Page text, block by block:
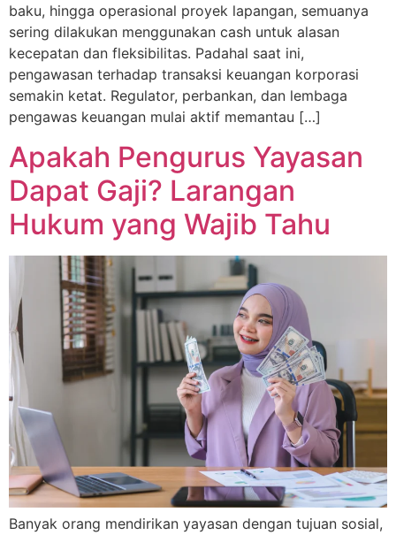
baku, hingga operasional proyek lapangan, semuanya
sering dilakukan menggunakan cash untuk alasan
kecepatan dan fleksibilitas. Padahal saat ini,
pengawasan terhadap transaksi keuangan korporasi
semakin ketat. Regulator, perbankan, dan lembaga
pengawas keuangan mulai aktif memantau […]
Apakah Pengurus Yayasan
Dapat Gaji? Larangan
Hukum yang Wajib Tahu
Banyak orang mendirikan yayasan dengan tujuan sosial,